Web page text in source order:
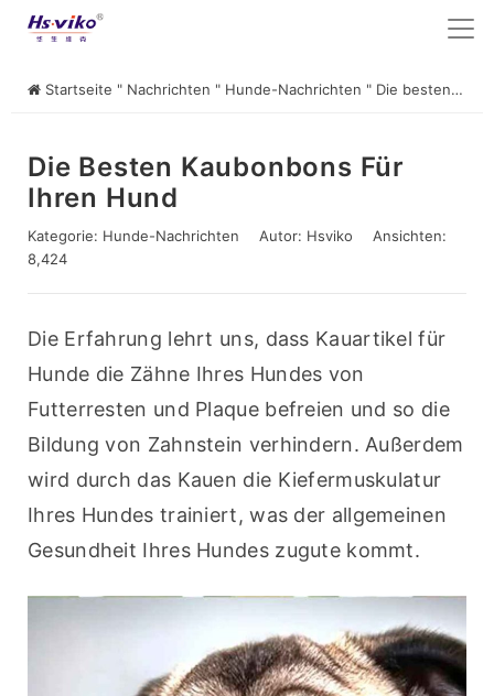
Startseite " Nachrichten " Hunde-Nachrichten " Die besten Kaubonbons für Ihren Hund
Die Besten Kaubonbons Für
Ihren Hund
Kategorie: Hunde-Nachrichten Autor: Hsviko
Ansichten:
8,424
Die Erfahrung lehrt uns, dass Kauartikel für
Hunde die Zähne Ihres Hundes von
Futterresten und Plaque befreien und so die
Bildung von Zahnstein verhindern. Außerdem
wird durch das Kauen die Kiefermuskulatur
Ihres Hundes trainiert, was der allgemeinen
Gesundheit Ihres Hundes zugute kommt.